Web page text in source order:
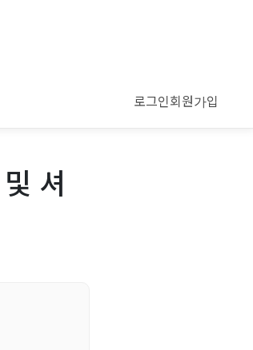
로그인회원가입
셔